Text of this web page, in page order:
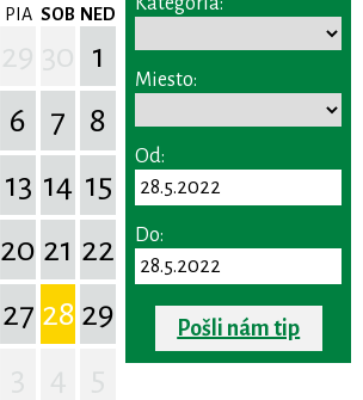
PIA SOB NED
1
6 7
8
13 14 15
20 21 22
27 28 29
Miesto:
Od:
Do:
Pošli nám tip